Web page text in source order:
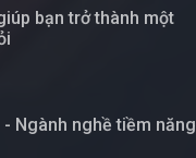
bạn trở thành một
Ngành nghề tiềm năng